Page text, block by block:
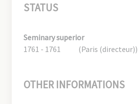
STATUS
Seminary superior
1761 - 1761
(Paris (directeur))
OTHER INFORMATIONS